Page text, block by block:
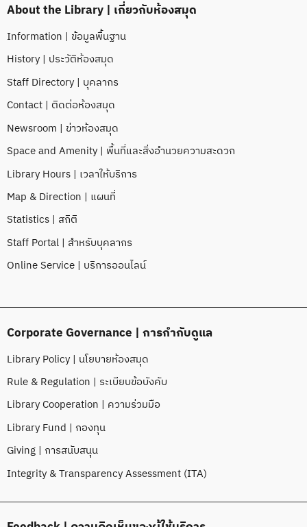
About the Library | เกี่ยวกับห้องสมุด
Information | ข้อมูลพื้นฐาน
History | ประวัติห้องสมุด
Staff Directory | บุคลากร
Contact | ติดต่อห้องสมุด
Newsroom | ข่าวห้องสมุด
Space and Amenity | พื้นที่และสิ่งอำนวยความสะดวก
Library Hours | เวลาให้บริการ
Map & Direction | แผนที่
Statistics | สถิติ
Staff Portal | สำหรับบุคลากร
Online Service | บริการออนไลน์
Corporate Governance | การกำกับดูแล
Library Policy | นโยบายห้องสมุด
Rule & Regulation | ระเบียบข้อบังคับ
Library Cooperation | ความร่วมมือ
Library Fund | กองทุน
Giving | การสนับสนุน
Integrity & Transparency Assessment (ITA)